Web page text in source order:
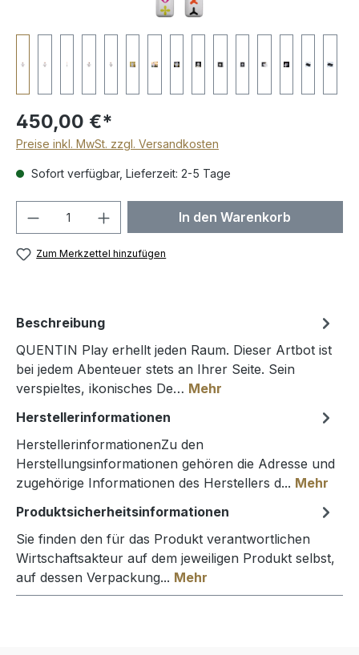
450,00 €*
Preise inkl. MwSt. zzgl. Versandkosten
Sofort verfügbar, Lieferzeit: 2-5 Tage
Produkt Anzahl: Gib denIn den Warenkorb
Zum Merkzettel hinzufügen
Beschreibung
QUENTIN Play erhellt jeden Raum. Dieser Artbot ist
bei jedem Abenteuer stets an Ihrer Seite. Sein
verspieltes, ikonisches De… Mehr
Herstellerinformationen
HerstellerinformationenZu den
Herstellungsinformationen gehören die Adresse und
zugehörige Informationen des Herstellers d... Mehr
Produktsicherheitsinformationen
Sie finden den für das Produkt verantwortlichen
Wirtschaftsakteur auf dem jeweiligen Produkt selbst,
auf dessen Verpackung... Mehr